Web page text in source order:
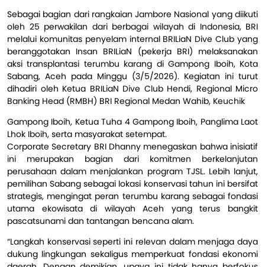
Sebagai bagian dari rangkaian Jambore Nasional yang diikuti
oleh 25 perwakilan dari berbagai wilayah di Indonesia, BRI
melalui komunitas penyelam internal BRILiaN Dive Club yang
beranggotakan Insan BRILiaN (pekerja BRI) melaksanakan
aksi transplantasi terumbu karang di Gampong Iboih, Kota
Sabang, Aceh pada Minggu (3/5/2026). Kegiatan ini turut
dihadiri oleh Ketua BRILiaN Dive Club Hendi, Regional Micro
Banking Head (RMBH) BRI Regional Medan Wahib, Keuchik
Gampong Iboih, Ketua Tuha 4 Gampong Iboih, Panglima Laot
Lhok Iboih, serta masyarakat setempat.
Corporate Secretary BRI Dhanny menegaskan bahwa inisiatif
ini merupakan bagian dari komitmen berkelanjutan
perusahaan dalam menjalankan program TJSL. Lebih lanjut,
pemilihan Sabang sebagai lokasi konservasi tahun ini bersifat
strategis, mengingat peran terumbu karang sebagai fondasi
utama ekowisata di wilayah Aceh yang terus bangkit
pascatsunami dan tantangan bencana alam.
“Langkah konservasi seperti ini relevan dalam menjaga daya
dukung lingkungan sekaligus memperkuat fondasi ekonomi